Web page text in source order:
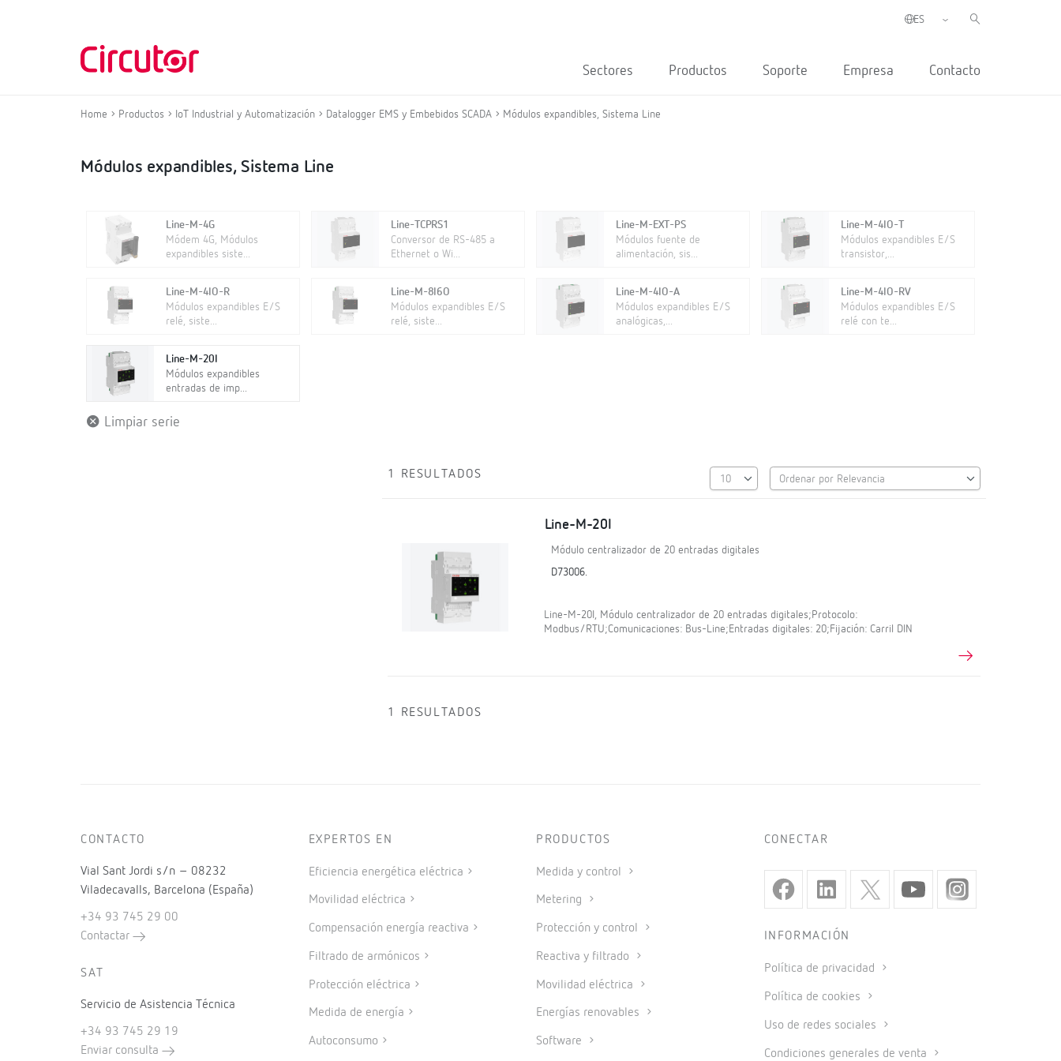
Sectores Productos Soporte Empresa Contacto
Home Productos IoT Industrial y Automatización Datalogger EMS y Embebidos SCADA Módulos expandibles, Sistema Line
Módulos expandibles, Sistema Line
Line-M-4G
Módem 4G, Módulos
expandibles siste...
Line-TCPRS1
Conversor de RS-485 a
Ethernet o Wi...
Line-M-EXT-PS
Módulos fuente de
alimentación, sis...
Line-M-4IO-T
Módulos expandibles E/S
transistor,...
Line-M-4IO-R
Módulos expandibles E/S
relé, siste...
Line-M-8I6O
Módulos expandibles E/S
relé, siste...
Line-M-4IO-A
Módulos expandibles E/S
analógicas,...
Line-M-4IO-RV
Módulos expandibles E/S
relé con te...
Line-M-20I
Módulos expandibles
entradas de imp...
Limpiar serie
1 RESULTADOS
Line-M-20I
Módulo centralizador de 20 entradas digitales
D73006.
Line-M-20I, Módulo centralizador de 20 entradas digitales;Protocolo:
Modbus/RTU;Comunicaciones: Bus-Line;Entradas digitales: 20;Fijación: Carril DIN
1 RESULTADOS
CONTACTO
Vial Sant Jordi s/n – 08232
Viladecavalls, Barcelona (España)
+34 93 745 29 00
Contactar
SAT
Servicio de Asistencia Técnica
+34 93 745 29 19
Enviar consulta
EXPERTOS EN
Eficiencia energética eléctrica
Movilidad eléctrica
Compensación energía reactiva
Filtrado de armónicos
Protección eléctrica
Medida de energía
Autoconsumo
PRODUCTOS
Medida y control
Metering
Protección y control
Reactiva y filtrado
Movilidad eléctrica
Energías renovables
Software
CONECTAR
INFORMACIÓN
Política de privacidad
Política de cookies
Uso de redes sociales
Condiciones generales de venta